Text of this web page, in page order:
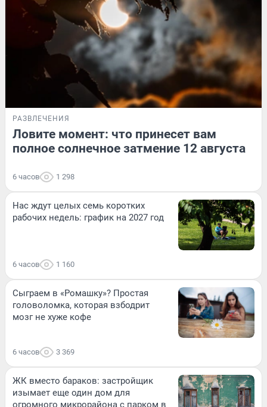
РАЗВЛЕЧЕНИЯ
Ловите момент: что принесет вам
полное солнечное затмение 12 августа
6 часов 1 298
Нас ждут целых семь коротких
рабочих недель: график на 2027 год
6 часов 1 160
Сыграем в «Ромашку»? Простая
головоломка, которая взбодрит
мозг не хуже кофе
6 часов 3 369
ЖК вместо бараков: застройщик
изымает еще один дом для
огромного микрорайона с парком в